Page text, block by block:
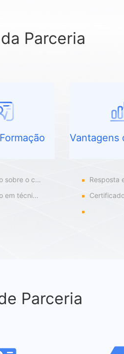
Parceria
e operação do produto
de vendas
Vantagens
Resposta em
Certificado de
Parceria